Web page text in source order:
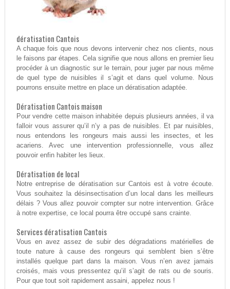
dératisation Cantois
A chaque fois que nous devons intervenir chez nos clients, nous
le faisons par étapes. Cela signifie que nous allons en premier lieu
procéder à un diagnostic sur le terrain, pour juger par nous même
de quel type de nuisibles il s’agit et dans quel volume. Nous
pourrons ensuite mettre en place un dératisation adaptée.
Dératisation Cantois maison
Pour vendre cette maison inhabitée depuis plusieurs années, il va
falloir vous assurer qu’il n’y a pas de nuisibles. Et par nuisibles,
nous entendons les rongeurs mais aussi les insectes, et les
acariens. Avec une intervention professionnelle, vous allez
pouvoir enfin habiter les lieux.
Dératisation de local
Notre entreprise de dératisation sur Cantois est à votre écoute.
Vous souhaitez la désinsectisation d’un local dans les meilleurs
délais ? Vous allez pouvoir compter sur notre intervention. Grâce
à notre expertise, ce local pourra être occupé sans crainte.
Services dératisation Cantois
Vous en avez assez de subir des dégradations matérielles de
toute nature à cause des rongeurs qui semblent bien s’être
installés quelque part dans la maison. Vous n’en avez jamais
croisés, mais vous pressentez qu’il s’agit de rats ou de souris.
Pour que tout soit rapidement assaini, appelez nous !